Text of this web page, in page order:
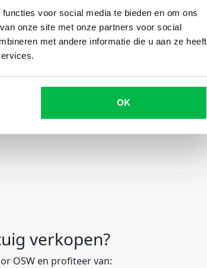
voor social media te bieden en om ons
onze site met onze partners voor social
met andere informatie die u aan ze heeft
OK
verkopen?
OSW en profiteer van: